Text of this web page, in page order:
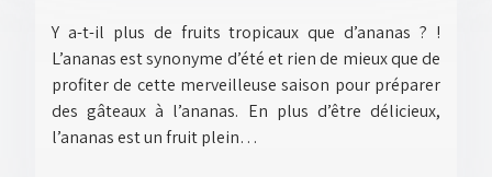
Y a-t-il plus de fruits tropicaux que d’ananas ? !
L’ananas est synonyme d’été et rien de mieux que de
profiter de cette merveilleuse saison pour préparer
des gâteaux à l’ananas. En plus d’être délicieux,
l’ananas est un fruit plein…